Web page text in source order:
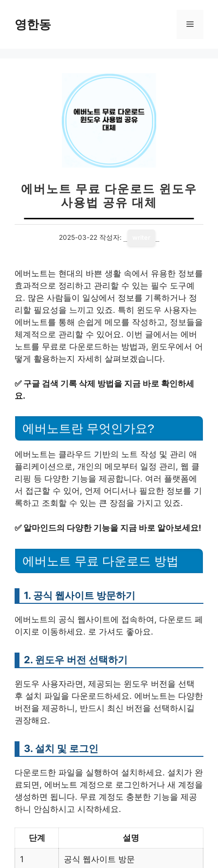
영한동 메
에버노트 무료 다운로드 윈도우
사용법 공유 대체
2025-03-22 작성자:
에버노트는 현대의 바쁜 생활 속에서 유용한 정보를
효과적으로 정리하고 관리할 수 있는 필수 도구예
요. 많은 사람들이 일상에서 정보를 기록하거나 정
리할 필요성을 느끼고 있죠. 특히 윈도우 사용자는
에버노트를 통해 손쉽게 메모를 작성하고, 정보들을
체계적으로 관리할 수 있어요. 이번 글에서는 에버
노트를 무료로 다운로드하는 방법과, 윈도우에서 어
떻게 활용하는지 자세히 살펴보겠습니다.
✅ 구글 검색 기록 삭제 방법을 지금 바로 확인하세
요.
에버노트란 무엇인가요?
에버노트는 클라우드 기반의 노트 작성 및 관리 애
플리케이션으로, 개인의 메모부터 일정 관리, 웹 클
리핑 등 다양한 기능을 제공합니다. 여러 플랫폼에
서 접근할 수 있어, 언제 어디서나 필요한 정보를 기
록하고 조회할 수 있는 큰 장점을 가지고 있죠.
✅ 알마인드의 다양한 기능을 지금 바로 알아보세요!
에버노트 무료 다운로드 방법
1. 공식 웹사이트 방문하기
에버노트의 공식 웹사이트에 접속하여, 다운로드 페
이지로 이동하세요. 로 가셔도 좋아요.
2. 윈도우 버전 선택하기
윈도우 사용자라면, 제공되는 윈도우 버전을 선택
후 설치 파일을 다운로드하세요. 에버노트는 다양한
버전을 제공하니, 반드시 최신 버전을 선택하시길
권장해요.
3. 설치 및 로그인
다운로드한 파일을 실행하여 설치하세요. 설치가 완
료되면, 에버노트 계정으로 로그인하거나 새 계정을
생성하면 됩니다. 무료 계정도 충분한 기능을 제공
하니 안심하시고 시작하세요.
단계 설명
1 공식 웹사이트 방문